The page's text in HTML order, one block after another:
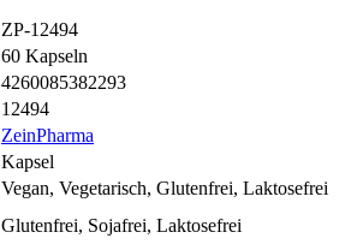
ZP-12494
60 Kapseln
4260085382293
12494
ZeinPharma
Kapsel
Vegan, Vegetarisch, Glutenfrei, Laktosefrei
Glutenfrei, Sojafrei, Laktosefrei